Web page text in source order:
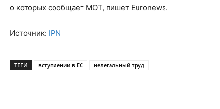
о которых сообщает МОТ, пишет Euronews.
Источник: IPN
ТЕГИ вступлении в ЕС нелегальный труд